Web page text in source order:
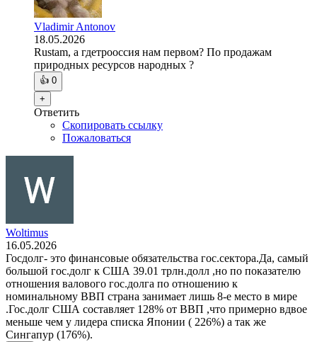
Vladimir Antonov
18.05.2026
Rustam, а гдетрооссия нам первом? По продажам
природных ресурсов народных ?
👍 0
+
Ответить
Скопировать ссылку
Пожаловаться
Woltimus
16.05.2026
Госдолг- это финансовые обязательства гос.сектора.Да, самый
большой гос.долг к США 39.01 трлн.долл ,но по показателю
отношения валового гос.долга по отношению к
номинальному ВВП страна занимает лишь 8-е место в мире
.Гос.долг США составляет 128% от ВВП ,что примерно вдвое
меньше чем у лидера списка Японии ( 226%) а так же
Сингапур (176%).